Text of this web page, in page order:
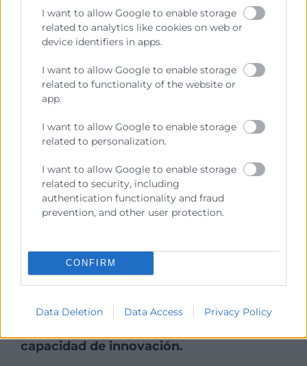
I want to allow Google to enable storage
related to analytics like cookies on web or
device identifiers in apps.
I want to allow Google to enable storage
related to functionality of the website or
app.
I want to allow Google to enable storage
related to personalization.
I want to allow Google to enable storage
related to security, including
authentication functionality and fraud
prevention, and other user protection.
CONFIRM
Data Deletion Data Access Privacy Policy
Además, las empresas deben estar al
tanto de la normativa vigente para evitar
sanciones y proteger la privacidad de sus
clientes y usuarios.
Inteligencia artificial
en empresas: ejemplos
reales
Para comprender el verdadero impacto de
nada mejor que observar cómo está
siendo aplicada en el mundo real. A
continuación, analizamos cómo distintos
sectores están utilizando la IA para
capacidad de innovación.